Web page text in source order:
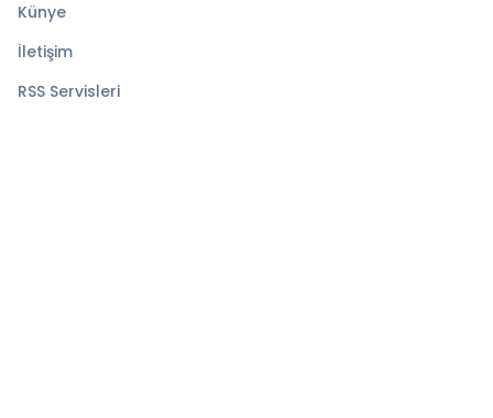
Künye
İletişim
RSS Servisleri